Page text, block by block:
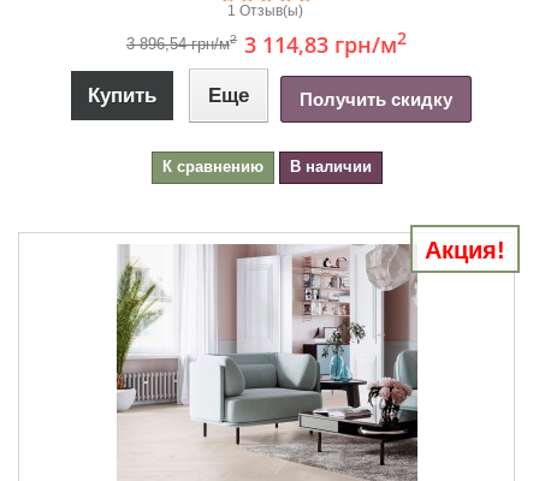
1 Отзыв(ы)
3 896,54 грн/м2 3 114,83 грн/м2
Купить Еще Получить скидку
К сравнению В наличии
Акция!